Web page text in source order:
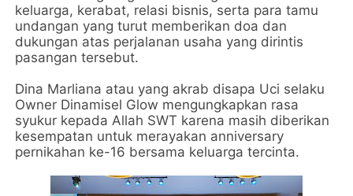
keluarga, kerabat, relasi bisnis, serta para tamu
undangan yang turut memberikan doa dan
dukungan atas perjalanan usaha yang dirintis
pasangan tersebut.
Dina Marliana atau yang akrab disapa Uci selaku
Owner Dinamisel Glow mengungkapkan rasa
syukur kepada Allah SWT karena masih diberikan
kesempatan untuk merayakan anniversary
pernikahan ke-16 bersama keluarga tercinta.